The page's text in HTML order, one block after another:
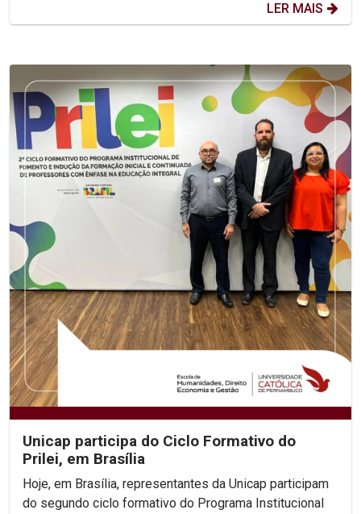
LER MAIS
Unicap participa do Ciclo Formativo do
Prilei, em Brasília
Hoje, em Brasília, representantes da Unicap participam
do segundo ciclo formativo do Programa Institucional